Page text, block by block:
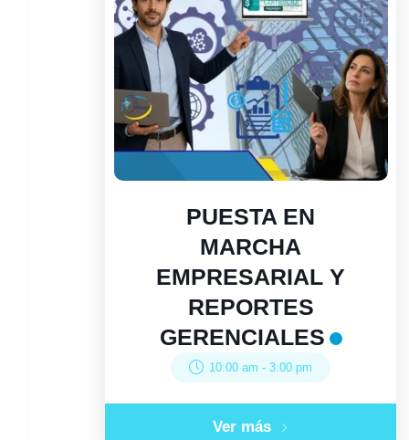
PUESTA EN
MARCHA
EMPRESARIAL Y
REPORTES
GERENCIALES
10:00 am -3:00 pm
Ver más